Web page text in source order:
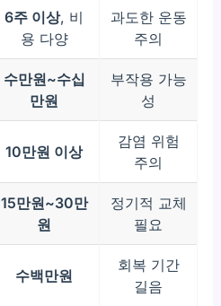
6주 이상, 비
용 다양
과도한 운동
주의
수만원~수십
만원
부작용 가능
성
10만원 이상
감염 위험
주의
15만원~30만
원
정기적 교체
필요
수백만원
회복 기간
길음